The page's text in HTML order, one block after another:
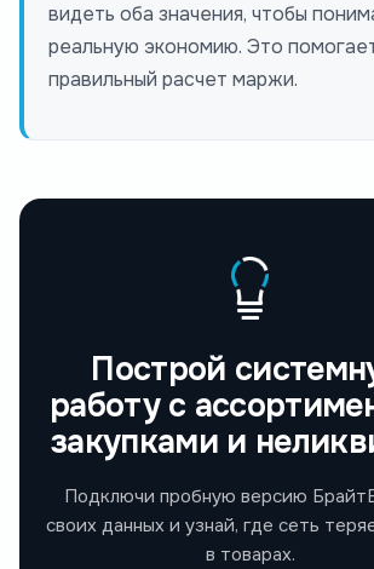
видеть оба значения, чтобы
реальную экономию. Это
правильный расчет маржи.
Построй
работу с
закупками и
Подключи пробную версию
своих данных и узнай, где сеть
в товарах.